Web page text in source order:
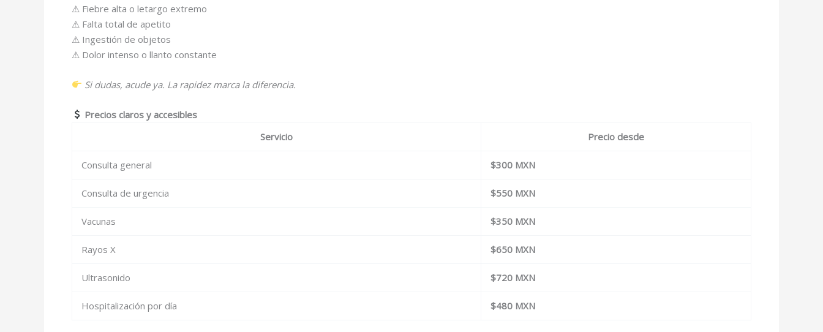
⚠ Fiebre alta o letargo extremo
⚠ Falta total de apetito
⚠ Ingestión de objetos
⚠ Dolor intenso o llanto constante
Si dudas, acude ya. La rapidez marca la diferencia.
Precios claros y accesibles
Servicio
Precio desde
Consulta general $300 MXN
Consulta de urgencia $550 MXN
Vacunas $350 MXN
Rayos X $650 MXN
Ultrasonido $720 MXN
Hospitalización por día $480 MXN